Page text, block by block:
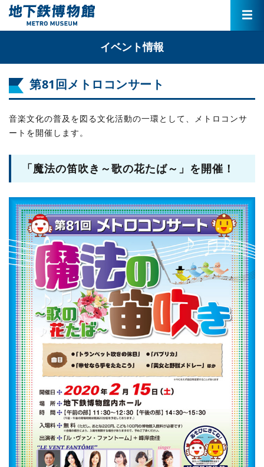
イベント情報
第81回メトロコンサート
音楽文化の普及を図る文化活動の一環として、メトロコンサ
ートを開催します。
「魔法の笛吹き～歌の花たば～」を開催！